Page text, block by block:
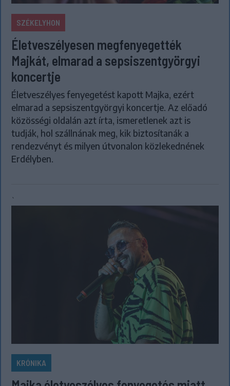
SZÉKELYHON
Életveszélyesen megfenyegették
Majkát, elmarad a sepsiszentgyörgyi
koncertje
Életveszélyes fenyegetést kapott Majka, ezért
elmarad a sepsiszentgyörgyi koncertje. Az előadó
közösségi oldalán azt írta, ismeretlenek azt is
tudják, hol szállnának meg, kik biztosítanák a
rendezvényt és milyen útvonalon közlekednének
Erdélyben.
`
KRÓNIKA